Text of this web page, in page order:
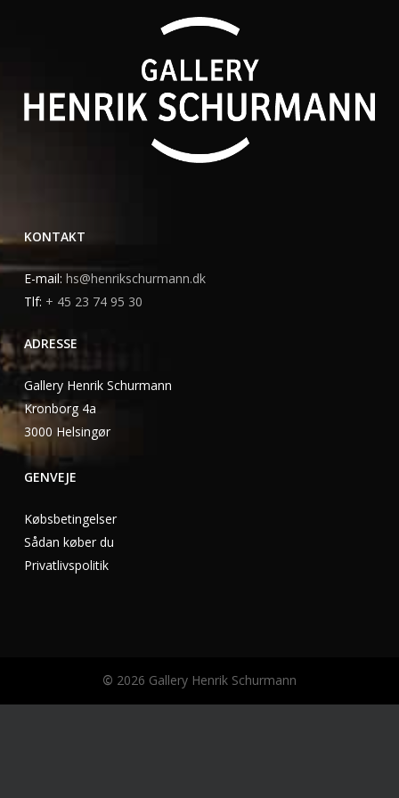
KONTAKT
E-mail: hs@henrikschurmann.dk
Tlf: + 45 23 74 95 30
ADRESSE
Gallery Henrik Schurmann
Kronborg 4a
3000 Helsingør
GENVEJE
Købsbetingelser
Sådan køber du
Privatlivspolitik
© 2026 Gallery Henrik Schurmann